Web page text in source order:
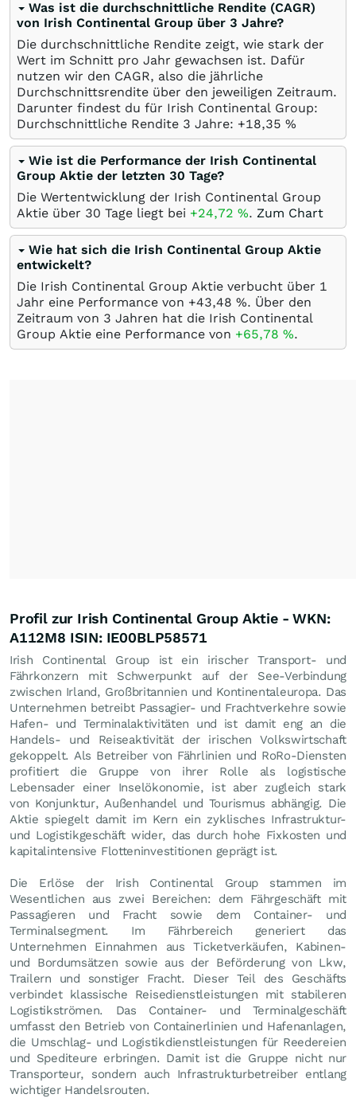
Was ist die durchschnittliche Rendite (CAGR)
von Irish Continental Group über 3 Jahre?
Die durchschnittliche Rendite zeigt, wie stark der
Wert im Schnitt pro Jahr gewachsen ist. Dafür
nutzen wir den CAGR, also die jährliche
Durchschnittsrendite über den jeweiligen Zeitraum.
Darunter findest du für Irish Continental Group:
Durchschnittliche Rendite 3 Jahre: +18,35 %
Wie ist die Performance der Irish Continental
Group Aktie der letzten 30 Tage?
Die Wertentwicklung der Irish Continental Group
Aktie über 30 Tage liegt bei +24,72 %. Zum Chart
Wie hat sich die Irish Continental Group Aktie
entwickelt?
Die Irish Continental Group Aktie verbucht über 1
Jahr eine Performance von +43,48 %. Über den
Zeitraum von 3 Jahren hat die Irish Continental
Group Aktie eine Performance von +65,78 %.
Profil zur Irish Continental Group Aktie - WKN:
A112M8 ISIN: IE00BLP58571
Irish Continental Group ist ein irischer Transport- und
Fährkonzern mit Schwerpunkt auf der See-Verbindung
zwischen Irland, Großbritannien und Kontinentaleuropa. Das
Unternehmen betreibt Passagier- und Frachtverkehre sowie
Hafen- und Terminalaktivitäten und ist damit eng an die
Handels- und Reiseaktivität der irischen Volkswirtschaft
gekoppelt. Als Betreiber von Fährlinien und RoRo-Diensten
profitiert die Gruppe von ihrer Rolle als logistische
Lebensader einer Inselökonomie, ist aber zugleich stark
von Konjunktur, Außenhandel und Tourismus abhängig. Die
Aktie spiegelt damit im Kern ein zyklisches Infrastruktur-
und Logistikgeschäft wider, das durch hohe Fixkosten und
kapitalintensive Flotteninvestitionen geprägt ist.
Die Erlöse der Irish Continental Group stammen im
Wesentlichen aus zwei Bereichen: dem Fährgeschäft mit
Passagieren und Fracht sowie dem Container- und
Terminalsegment. Im Fährbereich generiert das
Unternehmen Einnahmen aus Ticketverkäufen, Kabinen-
und Bordumsätzen sowie aus der Beförderung von Lkw,
Trailern und sonstiger Fracht. Dieser Teil des Geschäfts
verbindet klassische Reisedienstleistungen mit stabileren
Logistikströmen. Das Container- und Terminalgeschäft
umfasst den Betrieb von Containerlinien und Hafenanlagen,
die Umschlag- und Logistikdienstleistungen für Reedereien
und Spediteure erbringen. Damit ist die Gruppe nicht nur
Transporteur, sondern auch Infrastrukturbetreiber entlang
wichtiger Handelsrouten.